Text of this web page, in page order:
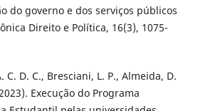
do governo e dos serviços públicos
Direito e Política, 16(3), 1075-
C. D. C., Bresciani, L. P., Almeida, D.
Execução do Programa